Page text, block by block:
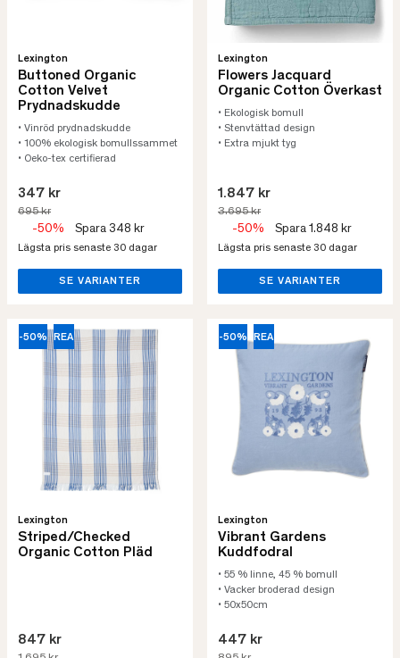
Lexington
Buttoned Organic
Cotton Velvet
Prydnadskudde
• Vinröd prydnadskudde
• 100% ekologisk bomullssammet
• Oeko-tex certifierad
347 kr
695 kr
-50% Spara 348 kr
Lägsta pris senaste 30 dagar
SE VARIANTER
Lexington
Flowers Jacquard
Organic Cotton Överkast
• Ekologisk bomull
• Stenvtättad design
• Extra mjukt tyg
1.847 kr
3.695 kr
-50% Spara 1.848 kr
Lägsta pris senaste 30 dagar
SE VARIANTER
-50% REA
Lexington
Striped/Checked
Organic Cotton Pläd
847 kr
-50% REA
Lexington
Vibrant Gardens
Kuddfodral
• 55 % linne, 45 % bomull
• Vacker broderad design
• 50x50cm
447 kr